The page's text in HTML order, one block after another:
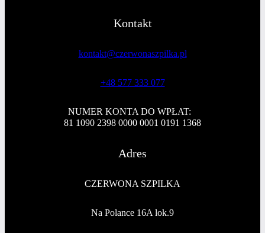
Kontakt
kontakt@czerwonaszpilka.pl
+48 577 333 077
NUMER KONTA DO WPŁAT:
81 1090 2398 0000 0001 0191 1368
Adres
CZERWONA SZPILKA
Na Polance 16A lok.9